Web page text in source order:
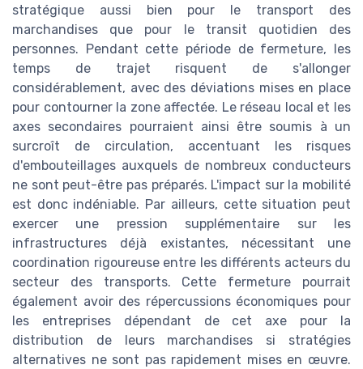
stratégique aussi bien pour le transport des
marchandises que pour le transit quotidien des
personnes. Pendant cette période de fermeture, les
temps de trajet risquent de s'allonger
considérablement, avec des déviations mises en place
pour contourner la zone affectée. Le réseau local et les
axes secondaires pourraient ainsi être soumis à un
surcroît de circulation, accentuant les risques
d'embouteillages auxquels de nombreux conducteurs
ne sont peut-être pas préparés. L'impact sur la mobilité
est donc indéniable. Par ailleurs, cette situation peut
exercer une pression supplémentaire sur les
infrastructures déjà existantes, nécessitant une
coordination rigoureuse entre les différents acteurs du
secteur des transports. Cette fermeture pourrait
également avoir des répercussions économiques pour
les entreprises dépendant de cet axe pour la
distribution de leurs marchandises si stratégies
alternatives ne sont pas rapidement mises en œuvre.